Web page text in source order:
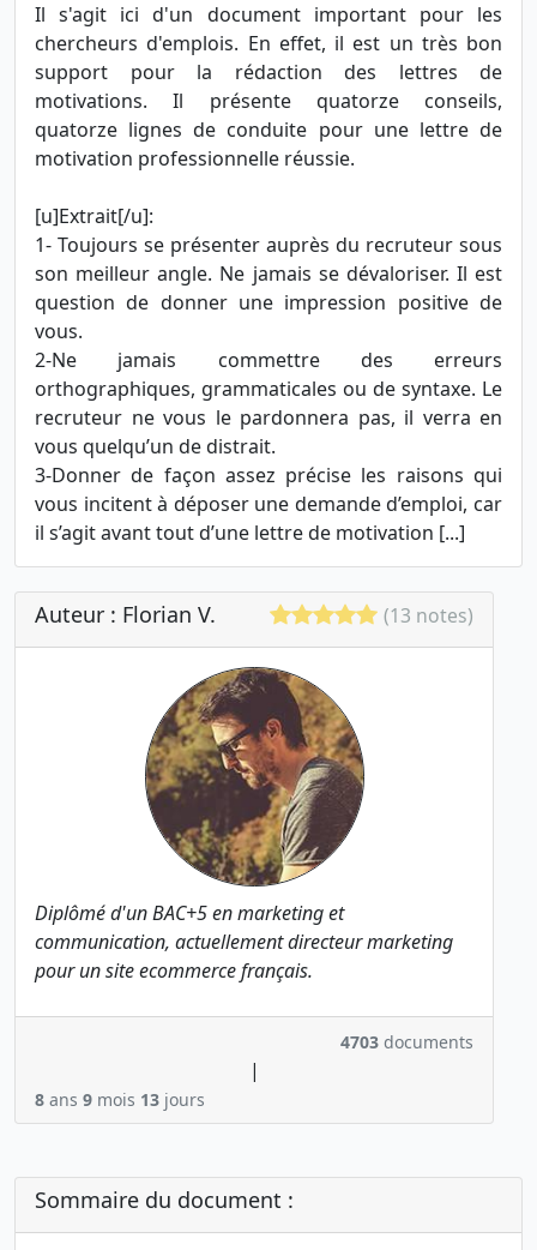
Il s'agit ici d'un document important pour les
chercheurs d'emplois. En effet, il est un très bon
support pour la rédaction des lettres de
motivations. Il présente quatorze conseils,
quatorze lignes de conduite pour une lettre de
motivation professionnelle réussie.
[u]Extrait[/u]:
1- Toujours se présenter auprès du recruteur sous
son meilleur angle. Ne jamais se dévaloriser. Il est
question de donner une impression positive de
vous.
2-Ne jamais commettre des erreurs
orthographiques, grammaticales ou de syntaxe. Le
recruteur ne vous le pardonnera pas, il verra en
vous quelqu’un de distrait.
3-Donner de façon assez précise les raisons qui
vous incitent à déposer une demande d’emploi, car
il s’agit avant tout d’une lettre de motivation [...]
Auteur : Florian V. (13 notes)
Diplômé d'un BAC+5 en marketing et
communication, actuellement directeur marketing
pour un site ecommerce français.
4703 documents
|
8 ans 9 mois 13 jours
Sommaire du document :